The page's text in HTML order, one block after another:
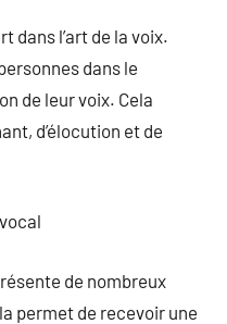
dans l’art de la voix.
dans le
de leur voix. Cela
d’élocution et de
de nombreux
permet de recevoir une